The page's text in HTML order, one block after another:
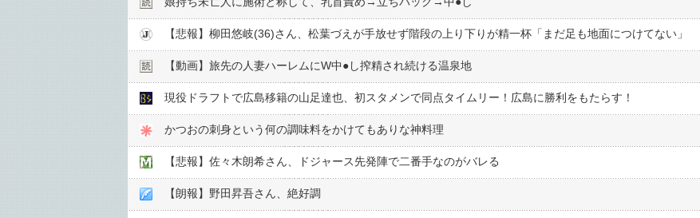
【悲報】柳田悠岐(36)さん、松葉づえが手放せず階段の上り下りが精一杯「まだ足も地面につけてない」
【動画】旅先の人妻ハーレムにW中●︎し搾精され続ける温泉地
現役ドラフトで広島移籍の山足達也、初スタメンで同点タイムリー！広島に勝利をもたらす！
かつおの刺身という何の調味料をかけてもありな神料理
【悲報】佐々木朗希さん、ドジャース先発陣で二番手なのがバレる
【朗報】野田昇吾さん、絶好調